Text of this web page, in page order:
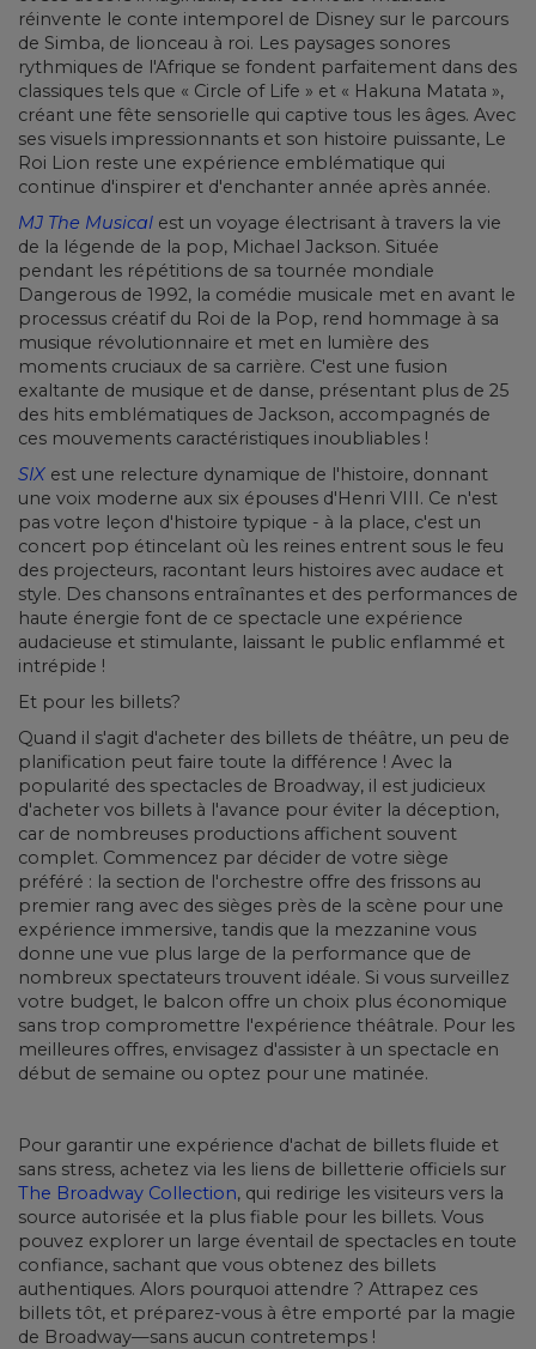
réinvente le conte intemporel de Disney sur le parcours
de Simba, de lionceau à roi. Les paysages sonores
rythmiques de l'Afrique se fondent parfaitement dans des
classiques tels que « Circle of Life » et « Hakuna Matata »,
créant une fête sensorielle qui captive tous les âges. Avec
ses visuels impressionnants et son histoire puissante, Le
Roi Lion reste une expérience emblématique qui
continue d'inspirer et d'enchanter année après année.
MJ The Musical est un voyage électrisant à travers la vie
de la légende de la pop, Michael Jackson. Située
pendant les répétitions de sa tournée mondiale
Dangerous de 1992, la comédie musicale met en avant le
processus créatif du Roi de la Pop, rend hommage à sa
musique révolutionnaire et met en lumière des
moments cruciaux de sa carrière. C'est une fusion
exaltante de musique et de danse, présentant plus de 25
des hits emblématiques de Jackson, accompagnés de
ces mouvements caractéristiques inoubliables !
SIX est une relecture dynamique de l'histoire, donnant
une voix moderne aux six épouses d'Henri VIII. Ce n'est
pas votre leçon d'histoire typique - à la place, c'est un
concert pop étincelant où les reines entrent sous le feu
des projecteurs, racontant leurs histoires avec audace et
style. Des chansons entraînantes et des performances de
haute énergie font de ce spectacle une expérience
audacieuse et stimulante, laissant le public enflammé et
intrépide !
Et pour les billets?
Quand il s'agit d'acheter des billets de théâtre, un peu de
planification peut faire toute la différence ! Avec la
popularité des spectacles de Broadway, il est judicieux
d'acheter vos billets à l'avance pour éviter la déception,
car de nombreuses productions affichent souvent
complet. Commencez par décider de votre siège
préféré : la section de l'orchestre offre des frissons au
premier rang avec des sièges près de la scène pour une
expérience immersive, tandis que la mezzanine vous
donne une vue plus large de la performance que de
nombreux spectateurs trouvent idéale. Si vous surveillez
votre budget, le balcon offre un choix plus économique
sans trop compromettre l'expérience théâtrale. Pour les
meilleures offres, envisagez d'assister à un spectacle en
début de semaine ou optez pour une matinée.
Pour garantir une expérience d'achat de billets fluide et
sans stress, achetez via les liens de billetterie officiels sur
The Broadway Collection, qui redirige les visiteurs vers la
source autorisée et la plus fiable pour les billets. Vous
pouvez explorer un large éventail de spectacles en toute
confiance, sachant que vous obtenez des billets
authentiques. Alors pourquoi attendre ? Attrapez ces
billets tôt, et préparez-vous à être emporté par la magie
de Broadway—sans aucun contretemps !